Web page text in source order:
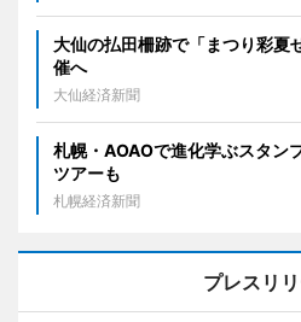
大仙の払田柵跡で「まつり彩
催へ
大仙経済新聞
札幌・AOAOで進化学ぶスタ
ツアーも
札幌経済新聞
プレスリ